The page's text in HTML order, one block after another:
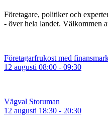
Företagare, politiker och
- över hela landet. Välkommen
Företagarfrukost med
12 augusti 08:00 - 09:30
Vägval Storuman
12 augusti 18:30 - 20:30